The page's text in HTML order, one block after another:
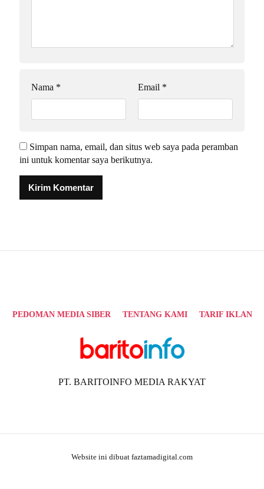
Nama * Email *
Simpan nama, email, dan situs web saya pada peramban
ini untuk komentar saya berikutnya.
PEDOMAN MEDIA SIBER TENTANG KAMI TARIF IKLAN
PT. BARITOINFO MEDIA RAKYAT
Website ini dibuat faztamadigital.com